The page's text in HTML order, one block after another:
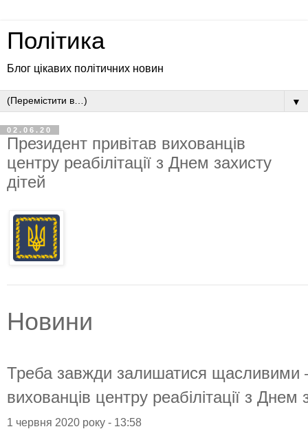
Політика
Блог цікавих політичних новин
▼
02.06.20
Президент привітав вихованців
центру реабілітації з Днем захисту
дітей
Новини
Треба завжди залишатися щасливими
вихованців центру реабілітації з Днем
1 червня 2020 року - 13:58